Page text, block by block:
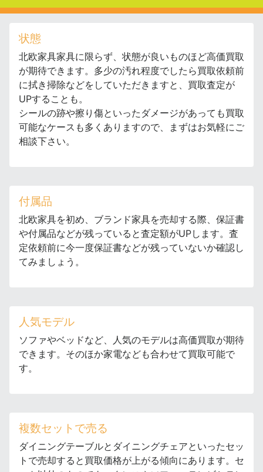
状態
北欧家具家具に限らず、状態が良いものほど高価買取
が期待できます。多少の汚れ程度でしたら買取依頼前
に拭き掃除などをしていただきますと、買取査定が
UPすることも。
シールの跡や擦り傷といったダメージがあっても買取
可能なケースも多くありますので、まずはお気軽にご
相談下さい。
付属品
北欧家具を初め、ブランド家具を売却する際、保証書
や付属品などが残っていると査定額がUPします。査
定依頼前に今一度保証書などが残っていないか確認し
てみましょう。
人気モデル
ソファやベッドなど、人気のモデルは高価買取が期待
できます。そのほか家電なども合わせて買取可能で
す。
複数セットで売る
ダイニングテーブルとダイニングチェアといったセッ
トで売却すると買取価格が上がる傾向にあります。セ